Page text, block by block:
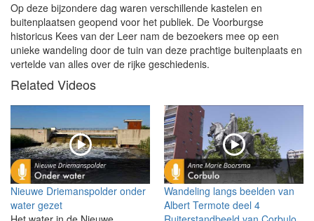
Op deze bijzondere dag waren verschillende kastelen en
buitenplaatsen geopend voor het publiek. De Voorburgse
historicus Kees van der Leer nam de bezoekers mee op een
unieke wandeling door de tuin van deze prachtige buitenplaats en
vertelde van alles over de rijke geschiedenis.
Related Videos
Nieuwe Driemanspolder onder
water gezet
Wandeling langs beelden van
Albert Termote deel 4